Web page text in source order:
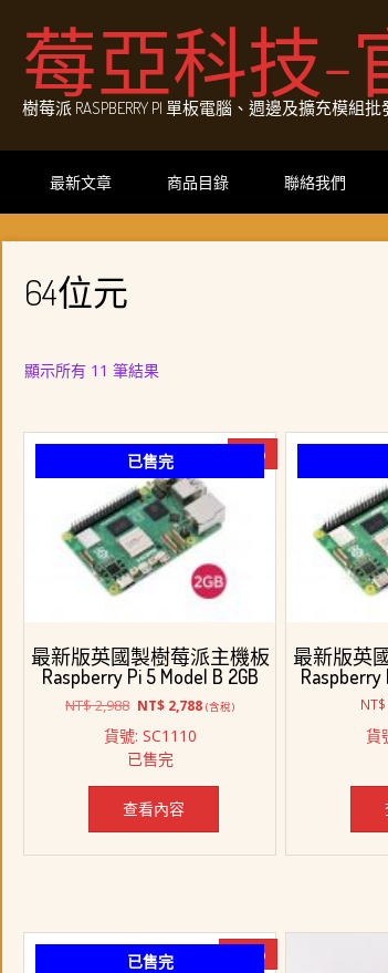
content莓亞科技-
樹莓派 RASPBERRY PI 單板電腦、週邊及擴充模組
最新文章 商品目錄 聯絡我們
64位元
顯示所有 11 筆結果依
項
目
排
序
已售完 -7%
最新版英國製樹莓派主機板
Raspberry Pi 5 Model B 2GB
NT$2,988 原
價
格：
NT$ 2,988。
NT$ 2,788目
NT$ 2,788。
(含稅)
貨號: SC1110
已售完
查看內容
最新版英
Raspberry
NT$
貨
已售完 -10%